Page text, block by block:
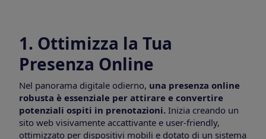
1. Ottimizza la Tua
Presenza Online
Nel panorama digitale odierno, una presenza online
robusta è essenziale per attirare e convertire
potenziali ospiti in prenotazioni. Inizia creando un
sito web visivamente accattivante e user-friendly,
ottimizzato per dispositivi mobili e dotato di un sistema